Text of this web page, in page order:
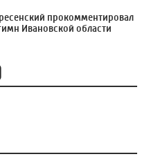
прокомментировал
Ивановской области